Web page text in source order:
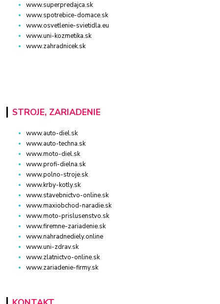
www.superpredajca.sk
www.spotrebice-domace.sk
www.osvetlenie-svietidla.eu
www.uni-kozmetika.sk
www.zahradnicek.sk
STROJE, ZARIADENIE
www.auto-diel.sk
www.auto-techna.sk
www.moto-diel.sk
www.profi-dielna.sk
www.polno-stroje.sk
www.krby-kotly.sk
www.stavebnictvo-online.sk
www.maxiobchod-naradie.sk
www.moto-prislusenstvo.sk
www.firemne-zariadenie.sk
www.nahradnediely.online
www.uni-zdrav.sk
www.zlatnictvo-online.sk
www.zariadenie-firmy.sk